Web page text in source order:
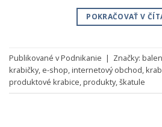
POKRAČOVAŤ V
Publikované vPodnikanie | Značky:
krabičky, e-shop,internetový obchod,
produktové krabice,produkty,škatule